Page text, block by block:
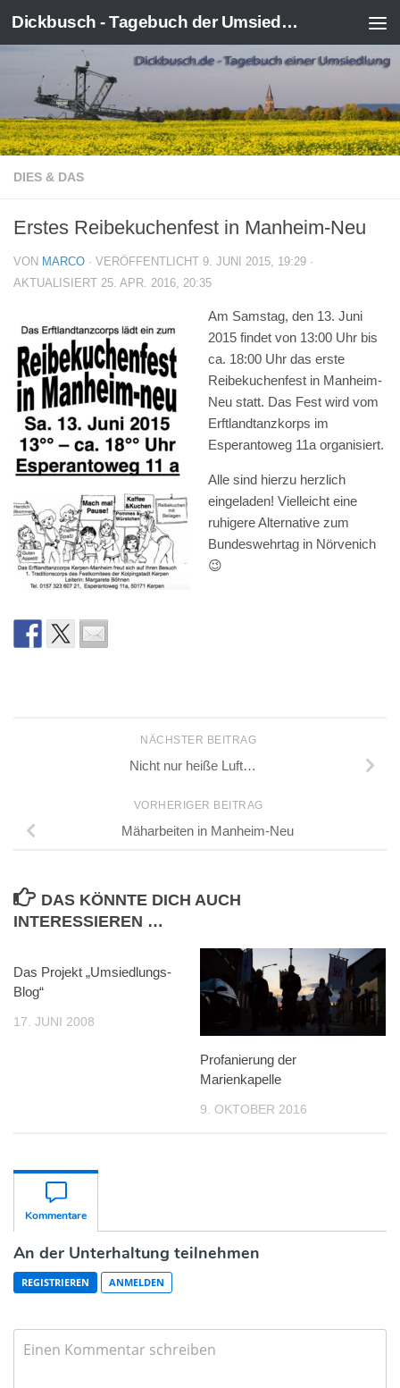
Zum Inhalt springen Dickbusch - Tagebuch der Umsiedlung von Kerpen-Manheim
DIES & DAS
Erstes Reibekuchenfest in Manheim-Neu
VON MARCO · VERÖFFENTLICHT 9. JUNI 2015, 19:29 ·
AKTUALISIERT 25. APR. 2016, 20:35
Am Samstag, den 13. Juni
2015 findet von 13:00 Uhr bis
ca. 18:00 Uhr das erste
Reibekuchenfest in Manheim-
Neu statt. Das Fest wird vom
Erftlandtanzkorps im
Esperantoweg 11a organisiert.
Alle sind hierzu herzlich
eingeladen! Vielleicht eine
ruhigere Alternative zum
Bundeswehrtag in Nörvenich
😉
NÄCHSTER BEITRAG
Nicht nur heiße Luft…
VORHERIGER BEITRAG
Mäharbeiten in Manheim-Neu
DAS KÖNNTE DICH AUCH
INTERESSIEREN …
Das Projekt „Umsiedlungs-
Blog“
17. JUNI 2008
Profanierung der
Marienkapelle
9. OKTOBER 2016